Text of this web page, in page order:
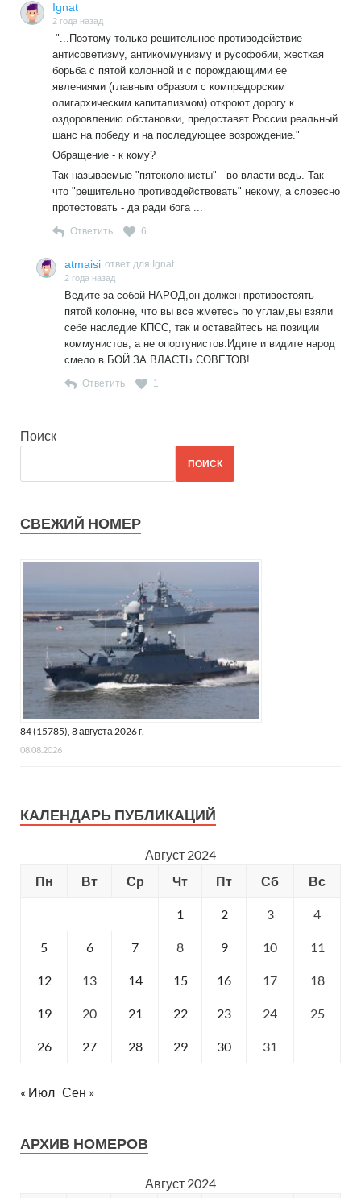
Ignat
2 года назад
"...Поэтому только решительное противодействие
антисоветизму, антикоммунизму и русофобии, жесткая
борьба с пятой колонной и с порождающими ее
явлениями (главным образом с компрадорским
олигархическим капитализмом) откроют дорогу к
оздоровлению обстановки, предоставят России реальный
шанс на победу и на последующее возрождение."
Обращение - к кому?
Так называемые "пятоколонисты" - во власти ведь. Так
что "решительно противодействовать" некому, а словесно
протестовать - да ради бога ...
Ответить 6
atmaisi ответ для Ignat
2 года назад
Ведите за собой НАРОД,он должен противостоять
пятой колонне, что вы все жметесь по углам,вы взяли
себе наследие КПСС, так и оставайтесь на позиции
коммунистов, а не опортунистов.Идите и видите народ
смело в БОЙ ЗА ВЛАСТЬ СОВЕТОВ!
Ответить 1
Поиск
ПОИСК
СВЕЖИЙ НОМЕР
84 (15785), 8 августа 2026 г.
08.08.2026
КАЛЕНДАРЬ ПУБЛИКАЦИЙ
Август 2024
Пн
Вт Ср Чт Пт Сб Вс
1 2 3 4
5 6 7 8 9 10 11
12 13 14 15 16 17 18
19 20 21 22 23 24 25
26 27 28 29 30 31
« Июл Сен »
АРХИВ НОМЕРОВ
Август 2024